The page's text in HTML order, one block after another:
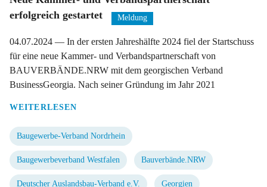
erfolgreich gestartet
Meldung
04.07.2024 — In der ersten Jahreshälfte 2024 fiel der Startschuss
für eine neue Kammer- und Verbandspartnerschaft von
BAUVERBÄNDE.NRW mit dem georgischen Verband
BusinessGeorgia. Nach seiner Gründung im Jahr 2021
WEITERLESEN
Baugewerbe-Verband Nordrhein
Baugewerbeverband Westfalen Bauverbände.NRW
Deutscher Auslandsbau-Verband e.V. Georgien